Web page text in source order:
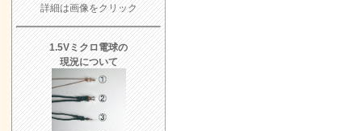
詳細は画像をクリック
1.5Vミクロ電球の
現況について